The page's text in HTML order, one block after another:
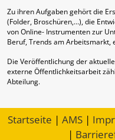
Zu ihren Aufgaben gehört die
(Folder, Broschüren,…), die
von Online- Instrumenten zur
Beruf, Trends am Arbeitsmarkt,
Die Veröffentlichung der
externe Öffentlichkeitsarbeit
Abteilung.
Startseite | AMS|
|